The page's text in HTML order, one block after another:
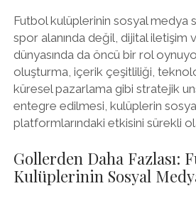
Futbol kulüplerinin sosyal medya
spor alanında değil, dijital iletişim
dünyasında da öncü bir rol
oluşturma, içerik çeşitliliği,
küresel pazarlama gibi stratejik
entegre edilmesi, kulüplerin
platformlarındaki etkisini sürekli
Gollerden Daha Fazlası:
Kulüplerinin Sosyal